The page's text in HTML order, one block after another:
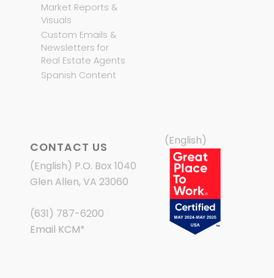
Market Reports &
Visuals
Custom Emails &
Newsletters for
Real Estate Agents
Spanish Content
CONTACT US
(English) P.O. Box 1040
Glen Allen, VA 23060
(631) 787-6200
Email KCM*
(English)